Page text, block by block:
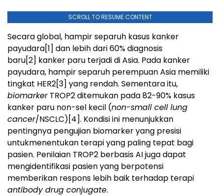
SCROLL TO RESUME CONTENT
Secara global, hampir separuh kasus kanker
payudara[1] dan lebih dari 60% diagnosis
baru[2] kanker paru terjadi di Asia. Pada kanker
payudara, hampir separuh perempuan Asia memiliki
tingkat HER2[3] yang rendah. Sementara itu,
biomarkerTROP2 ditemukan pada 82-90% kasus
kanker paru non-sel kecil (non-small cell lung
cancer/NSCLC)[4]. Kondisi ini menunjukkan
pentingnya pengujian biomarker yang presisi
untukmenentukan terapi yang paling tepat bagi
pasien. Penilaian TROP2 berbasis AI juga dapat
mengidentifikasi pasien yang berpotensi
memberikan respons lebih baik terhadap terapi
antibody drug conjugate.